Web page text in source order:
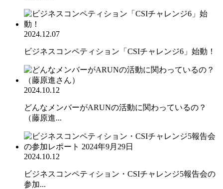
2024.12.07
ビジネスコンペティション「CSIチャレンジ6」始動！
2024.10.12
どんなメンバーがARUNの活動に関わっているの？
（藤原進...
2024.10.12
ビジネスコンペティション・CSIチャレンジ5報告会の
参加...